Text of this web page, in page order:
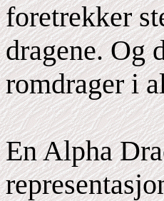
foretrekker
dragene. Og
romdrager i
En Alpha